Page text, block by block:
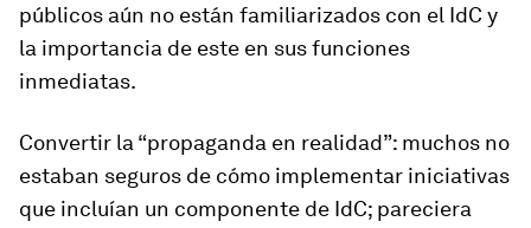
públicos aún no están familiarizados con el IdC y
la importancia de este en sus funciones
inmediatas.
Convertir la “propaganda en realidad”: muchos no
estaban seguros de cómo implementar iniciativas
que incluían un componente de IdC; pareciera